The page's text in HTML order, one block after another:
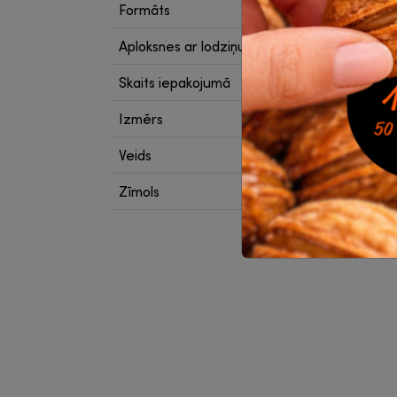
Formāts C4
Aploksnes ar lodziņu Bez
Skaits iepakojumā 50
Izmērs 229 x
Veids
Zīmols